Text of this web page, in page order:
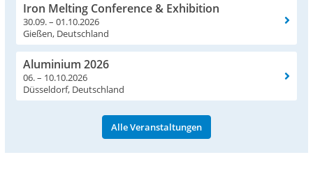
Iron Melting Conference & Exhibition
30.09. – 01.10.2026
Gießen, Deutschland
Aluminium 2026
06. – 10.10.2026
Düsseldorf, Deutschland
Alle Veranstaltungen